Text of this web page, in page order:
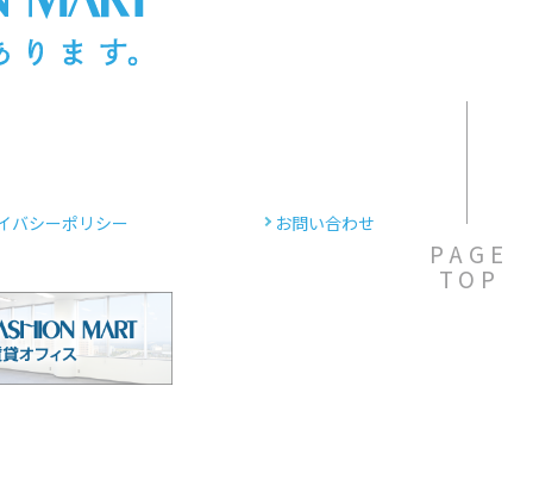
バシーポリシー お問い合わせ
PAGE
TOP